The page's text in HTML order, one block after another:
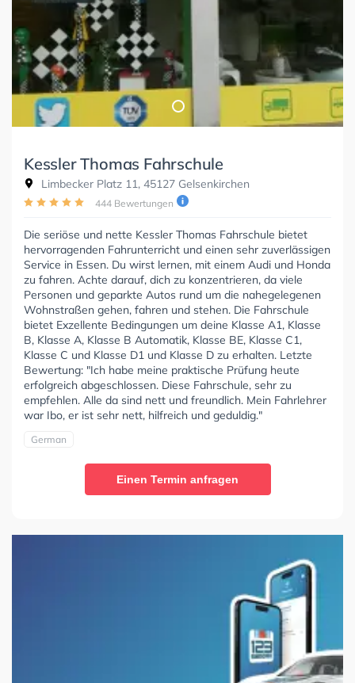
Kessler Thomas Fahrschule
Limbecker Platz 11, 45127 Gelsenkirchen
444 Bewertungen
Die seriöse und nette Kessler Thomas Fahrschule bietet
hervorragenden Fahrunterricht und einen sehr zuverlässigen
Service in Essen. Du wirst lernen, mit einem Audi und Honda
zu fahren. Achte darauf, dich zu konzentrieren, da viele
Personen und geparkte Autos rund um die nahegelegenen
Wohnstraßen gehen, fahren und stehen. Die Fahrschule
bietet Exzellente Bedingungen um deine Klasse A1, Klasse
B, Klasse A, Klasse B Automatik, Klasse BE, Klasse C1,
Klasse C und Klasse D1 und Klasse D zu erhalten. Letzte
Bewertung: "Ich habe meine praktische Prüfung heute
erfolgreich abgeschlossen. Diese Fahrschule, sehr zu
empfehlen. Alle da sind nett und freundlich. Mein Fahrlehrer
war Ibo, er ist sehr nett, hilfreich und geduldig."
German
Einen Termin anfragen